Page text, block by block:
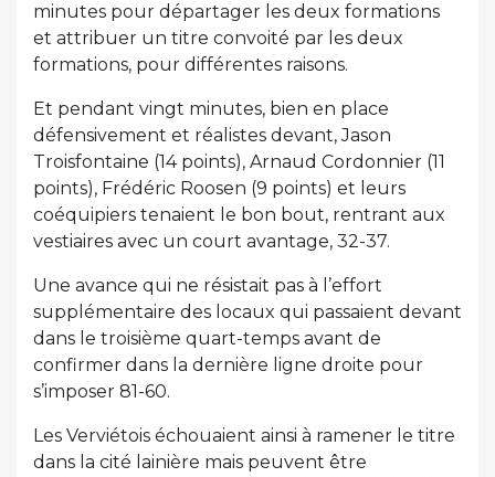
minutes pour départager les deux formations
et attribuer un titre convoité par les deux
formations, pour différentes raisons.
Et pendant vingt minutes, bien en place
défensivement et réalistes devant, Jason
Troisfontaine (14 points), Arnaud Cordonnier (11
points), Frédéric Roosen (9 points) et leurs
coéquipiers tenaient le bon bout, rentrant aux
vestiaires avec un court avantage, 32-37.
Une avance qui ne résistait pas à l’effort
supplémentaire des locaux qui passaient devant
dans le troisième quart-temps avant de
confirmer dans la dernière ligne droite pour
s’imposer 81-60.
Les Verviétois échouaient ainsi à ramener le titre
dans la cité lainière mais peuvent être